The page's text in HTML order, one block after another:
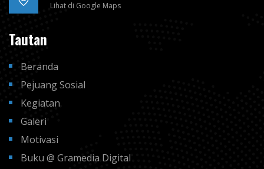
Lihat di Google Maps
Tautan
Beranda
Pejuang Sosial
Kegiatan
Galeri
Motivasi
Buku @ Gramedia Digital